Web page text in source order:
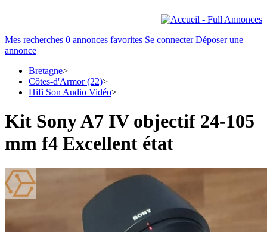
Mes recherches 0 annonces favorites Se connecter Déposer une
annonce
Bretagne>
Côtes-d'Armor (22)>
Hifi Son Audio Vidéo>
Kit Sony A7 IV objectif 24-105
mm f4 Excellent état